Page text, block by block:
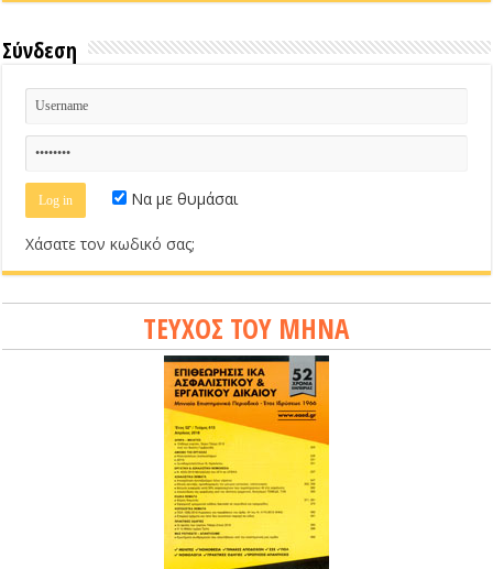
Σύνδεση
Να με θυμάσαι
Χάσατε τον κωδικό σας;
ΤΕΥΧΟΣ ΤΟΥ ΜΗΝΑ